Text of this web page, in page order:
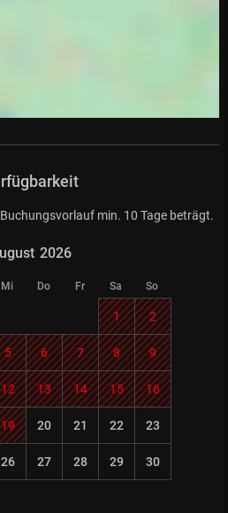
min. 10 Tage beträgt.
2026
Mi Do Fr Sa So
1 2
5 6 7 8 9
12 13 14 15 16
19 20 21 22 23
26 27 28 29 30